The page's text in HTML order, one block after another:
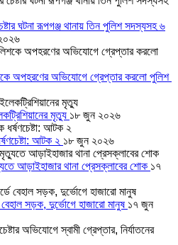
ঘটনা রূপগঞ্জ থানায় তিন পুলিশ সদস্যসহ ৬
অপহরণের অভিযোগে গ্রেপ্তার করলো পুলিশ
মৃত্যু ১৮ জুন ২০২৬
আটক ২ ১৮ জুন ২০২৬
আড়াইহাজার থানা প্রেসক্লাবের শোক ১৭
সড়ক, দুর্ভোগে হাজারো মানুষ ১৭ জুন